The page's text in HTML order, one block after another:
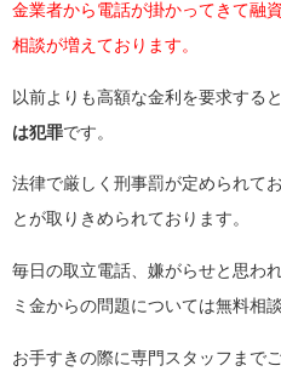
金業者から電話が掛かってきて融
相談が増えております。
以前よりも高額な金利を要求する
は犯罪です。
法律で厳しく刑事罰が定められて
とが取りきめられております。
毎日の取立電話、嫌がらせと思わ
ミ金からの問題については無料相
お手すきの際に専門スタッフまで